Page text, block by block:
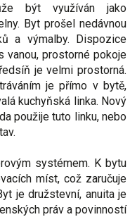
být využíván jako
Byt prošel nedávnou
a výmalby. Dispozice
vanou, prostorné pokoje
je velmi prostorná.
je přímo v bytě,
kuchyňská linka. Nový
použije tuto linku, nebo
systémem. K bytu
míst, což zaručuje
je družstevní, anuita je
práv a povinností